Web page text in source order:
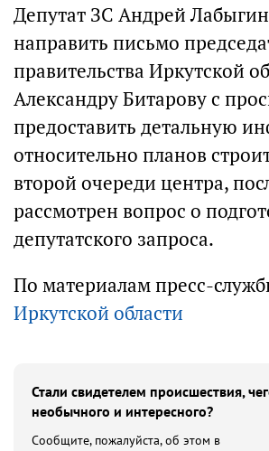
Депутат ЗС Андрей
направить письмо
правительства Иркутской
Александру Битарову с
предоставить детальную
относительно планов
второй очереди центра,
рассмотрен вопрос о
депутатского запроса.
По материалам пресс-
Иркутской области
Стали свидетелем происшествия,
необычного и интересного?
Сообщите, пожалуйста, об этом в